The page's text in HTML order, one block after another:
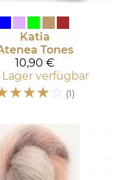
Katia
Tones
10,90 €
Lager verfügbar
☆☆☆☆ (1)